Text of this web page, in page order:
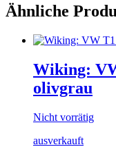
Ähnliche
Wiking:
olivgrau
Nicht vorrätig
ausverkauft